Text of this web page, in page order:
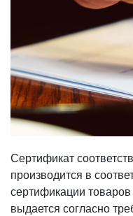
Сертификат
производится в
сертификации
выдается согласно